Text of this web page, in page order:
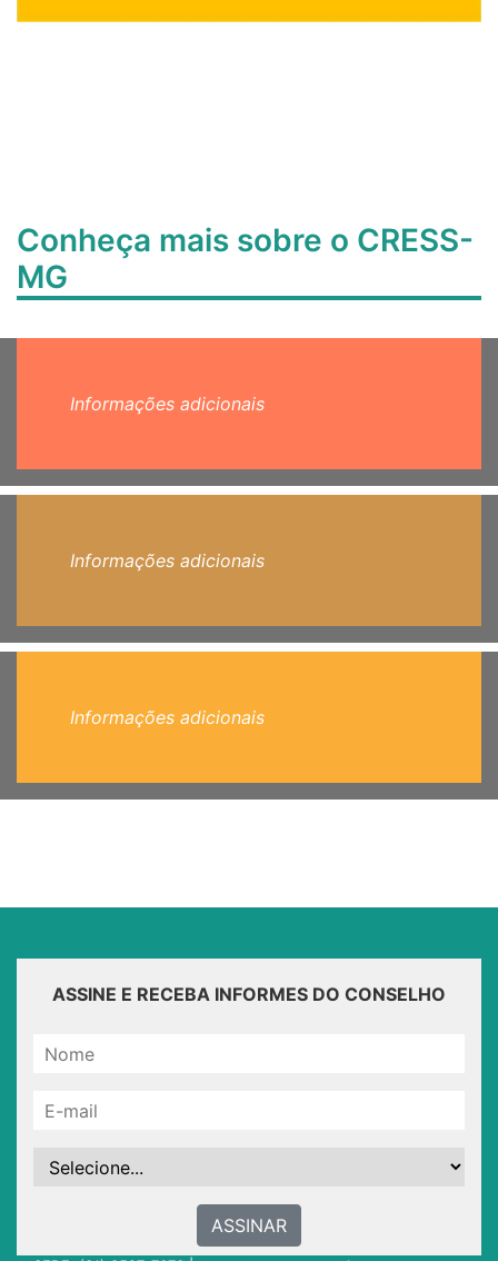
Conheça mais sobre o CRESS-
MG
Informações adicionais
Informações adicionais
Informações adicionais
ASSINE E RECEBA INFORMES DO CONSELHO
ASSINAR